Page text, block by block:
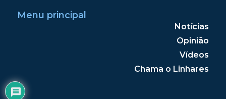
Menu principal
Notícias
Opinião
Vídeos
Chama o Linhares